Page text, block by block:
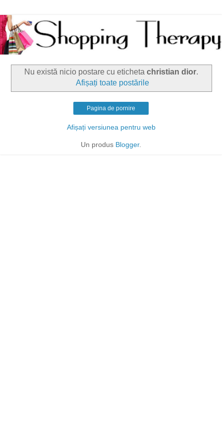
Nu există nicio postare cu eticheta christian dior.
Afișați toate postările
Pagina de pornire
Afișați versiunea pentru web
Un produs Blogger.